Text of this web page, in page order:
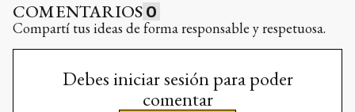
COMENTARIOS 0
Compartí tus ideas de forma responsable y respetuosa.
Debes iniciar sesión para poder
comentar